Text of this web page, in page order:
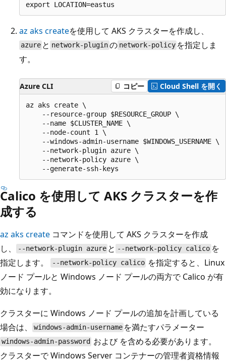
az aks createを使用して AKS クラスターを作成し、
azure と network-pluginの network-policy を指定しま
す。
Azure CLI コピー Cloud Shell を開く
az aks create \
    --resource-group $RESOURCE_GROUP \
    --name $CLUSTER_NAME \
    --node-count 1 \
    --windows-admin-username $WINDOWS_USERNAME \
    --network-plugin azure \
    --network-policy azure \
Calico を使用して AKS クラスターを作
成する
az aks create コマンドを使用して AKS クラスターを作成
し、
--network-plugin azure と --network-policy calico を
指定します。
--network-policy calico を指定すると、Linux
ノード プールと Windows ノード プールの両方で Calico が有
効になります。
クラスターに Windows ノード プールの追加を計画している
場合は、
windows-admin-username を満たすパラメーター
windows-admin-password および を含める必要があります。
クラスターで Windows Server コンテナーの管理者資格情報